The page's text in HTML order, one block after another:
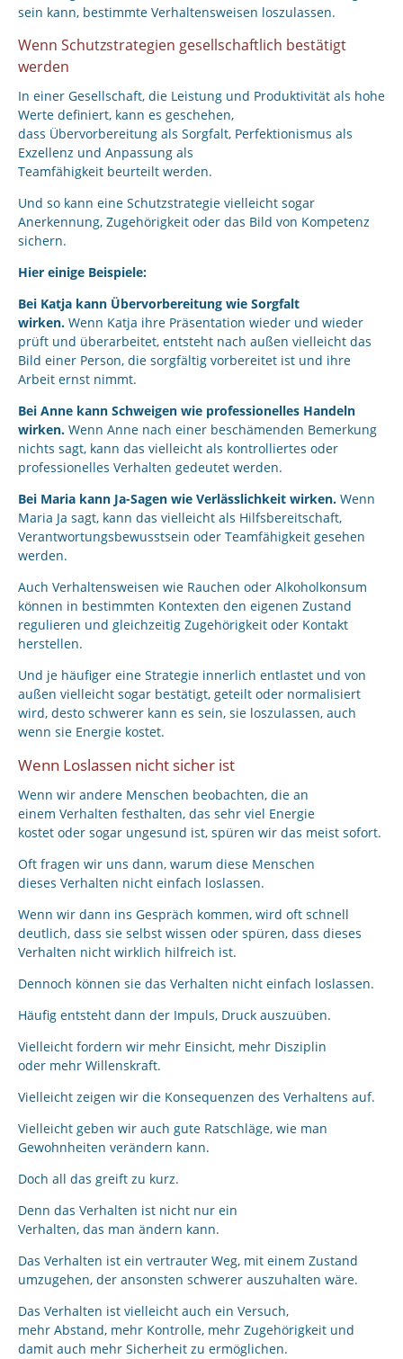
sein kann, bestimmte Verhaltensweisen loszulassen.
Wenn Schutzstrategien gesellschaftlich bestätigt
werden
In einer Gesellschaft, die Leistung und Produktivität als hohe
Werte definiert, kann es geschehen,
dass Übervorbereitung als Sorgfalt, Perfektionismus als
Exzellenz und Anpassung als
Teamfähigkeit beurteilt werden.
Und so kann eine Schutzstrategie vielleicht sogar
Anerkennung, Zugehörigkeit oder das Bild von Kompetenz
sichern.
Hier einige Beispiele:
Bei Katja kann Übervorbereitung wie Sorgfalt
wirken. Wenn Katja ihre Präsentation wieder und wieder
prüft und überarbeitet, entsteht nach außen vielleicht das
Bild einer Person, die sorgfältig vorbereitet ist und ihre
Arbeit ernst nimmt.
Bei Anne kann Schweigen wie professionelles Handeln
wirken. Wenn Anne nach einer beschämenden Bemerkung
nichts sagt, kann das vielleicht als kontrolliertes oder
professionelles Verhalten gedeutet werden.
Bei Maria kann Ja-Sagen wie Verlässlichkeit wirken. Wenn
Maria Ja sagt, kann das vielleicht als Hilfsbereitschaft,
Verantwortungsbewusstsein oder Teamfähigkeit gesehen
werden.
Auch Verhaltensweisen wie Rauchen oder Alkoholkonsum
können in bestimmten Kontexten den eigenen Zustand
regulieren und gleichzeitig Zugehörigkeit oder Kontakt
herstellen.
Und je häufiger eine Strategie innerlich entlastet und von
außen vielleicht sogar bestätigt, geteilt oder normalisiert
wird, desto schwerer kann es sein, sie loszulassen, auch
wenn sie Energie kostet.
Wenn Loslassen nicht sicher ist
Wenn wir andere Menschen beobachten, die an
einem Verhalten festhalten, das sehr viel Energie
kostet oder sogar ungesund ist, spüren wir das meist sofort.
Oft fragen wir uns dann, warum diese Menschen
dieses Verhalten nicht einfach loslassen.
Wenn wir dann ins Gespräch kommen, wird oft schnell
deutlich, dass sie selbst wissen oder spüren, dass dieses
Verhalten nicht wirklich hilfreich ist.
Dennoch können sie das Verhalten nicht einfach loslassen.
Häufig entsteht dann der Impuls, Druck auszuüben.
Vielleicht fordern wir mehr Einsicht, mehr Disziplin
oder mehr Willenskraft.
Vielleicht zeigen wir die Konsequenzen des Verhaltens auf.
Vielleicht geben wir auch gute Ratschläge, wie man
Gewohnheiten verändern kann.
Doch all das greift zu kurz.
Denn das Verhalten ist nicht nur ein
Verhalten, das man ändern kann.
Das Verhalten ist ein vertrauter Weg, mit einem Zustand
umzugehen, der ansonsten schwerer auszuhalten wäre.
Das Verhalten ist vielleicht auch ein Versuch,
mehr Abstand, mehr Kontrolle, mehr Zugehörigkeit und
damit auch mehr Sicherheit zu ermöglichen.